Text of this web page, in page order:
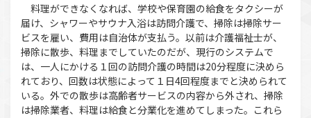
料理ができなくなれば、学校や保育園の給食をタクシーが
届け、シャワーやサウナ入浴は訪問介護で、掃除は掃除サー
ビスを雇い、費用は自治体が支払う。以前は介護福祉士が、
掃除に散歩、料理までしていたのだが、現行のシステムで
は、一人にかける１回の訪問介護の時間は20分程度に決めら
れており、回数は状態によって１日4回程度までと決められて
いる。外での散歩は高齢者サービスの内容から外され、掃除
は掃除業者、料理は給食と分業化を進めてしまった。これら